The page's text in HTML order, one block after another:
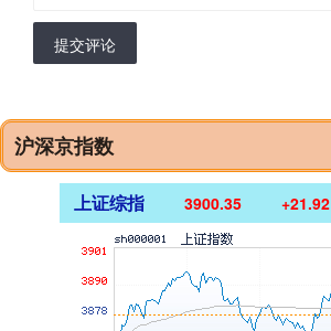
提交评论
沪深京指数
上证综指 3900.35 +21.92